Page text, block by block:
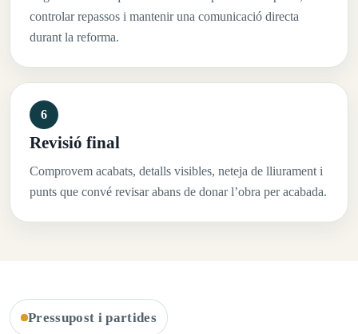
controlar repassos i mantenir una comunicació directa
durant la reforma.
Revisió final
Comprovem acabats, detalls visibles, neteja de lliurament i
punts que convé revisar abans de donar l’obra per acabada.
Pressupost i partides